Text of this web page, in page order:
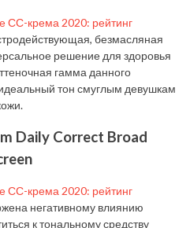
безмасляная
решение для здоровья
гамма данного
тон смуглым девушкам
Daily Correct Broad
негативному влиянию
к тональному средству